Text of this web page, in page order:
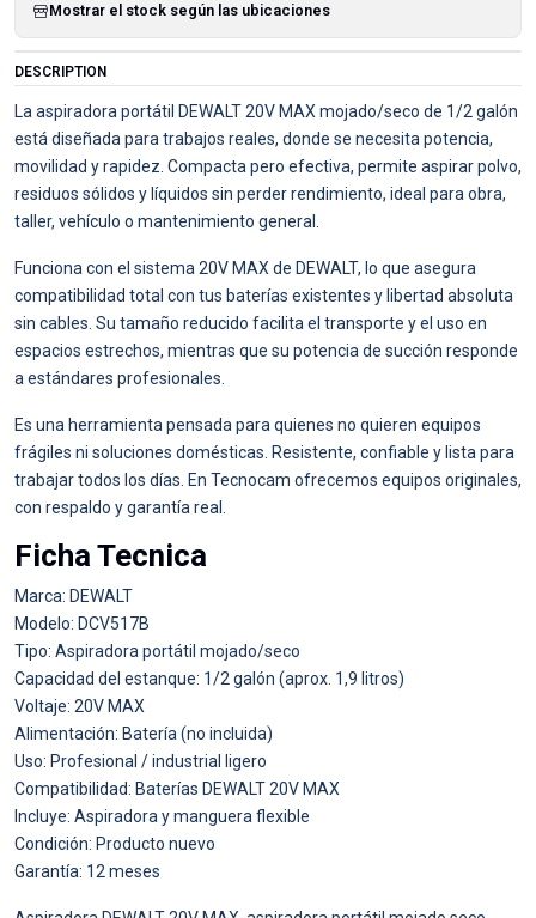
Mostrar el stock según las ubicaciones
DESCRIPTION
La aspiradora portátil DEWALT 20V MAX mojado/seco de 1/2 galón
está diseñada para trabajos reales, donde se necesita potencia,
movilidad y rapidez. Compacta pero efectiva, permite aspirar polvo,
residuos sólidos y líquidos sin perder rendimiento, ideal para obra,
taller, vehículo o mantenimiento general.
Funciona con el sistema 20V MAX de DEWALT, lo que asegura
compatibilidad total con tus baterías existentes y libertad absoluta
sin cables. Su tamaño reducido facilita el transporte y el uso en
espacios estrechos, mientras que su potencia de succión responde
a estándares profesionales.
Es una herramienta pensada para quienes no quieren equipos
frágiles ni soluciones domésticas. Resistente, confiable y lista para
trabajar todos los días. En Tecnocam ofrecemos equipos originales,
con respaldo y garantía real.
Ficha Tecnica
Marca: DEWALT
Modelo: DCV517B
Tipo: Aspiradora portátil mojado/seco
Capacidad del estanque: 1/2 galón (aprox. 1,9 litros)
Voltaje: 20V MAX
Alimentación: Batería (no incluida)
Uso: Profesional / industrial ligero
Compatibilidad: Baterías DEWALT 20V MAX
Incluye: Aspiradora y manguera flexible
Condición: Producto nuevo
Garantía: 12 meses